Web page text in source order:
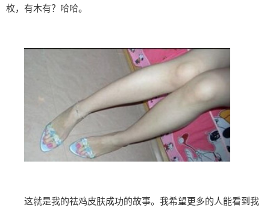
枚，有木有？哈哈。
这就是我的祛鸡皮肤成功的故事。我希望更多的人能看到我